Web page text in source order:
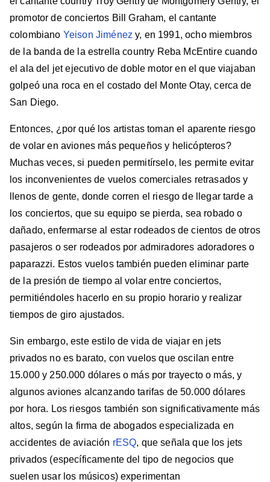
promotor de conciertos Bill Graham, el cantante
colombiano Yeison Jiménez y, en 1991, ocho miembros
de la banda de la estrella country Reba McEntire cuando
el ala del jet ejecutivo de doble motor en el que viajaban
golpeó una roca en el costado del Monte Otay, cerca de
San Diego.
Entonces, ¿por qué los artistas toman el aparente riesgo
de volar en aviones más pequeños y helicópteros?
Muchas veces, si pueden permitírselo, les permite evitar
los inconvenientes de vuelos comerciales retrasados y
llenos de gente, donde corren el riesgo de llegar tarde a
los conciertos, que su equipo se pierda, sea robado o
dañado, enfermarse al estar rodeados de cientos de otros
pasajeros o ser rodeados por admiradores adoradores o
paparazzi. Estos vuelos también pueden eliminar parte
de la presión de tiempo al volar entre conciertos,
permitiéndoles hacerlo en su propio horario y realizar
tiempos de giro ajustados.
Sin embargo, este estilo de vida de viajar en jets
privados no es barato, con vuelos que oscilan entre
15.000 y 250.000 dólares o más por trayecto o más, y
algunos aviones alcanzando tarifas de 50.000 dólares
por hora. Los riesgos también son significativamente más
altos, según la firma de abogados especializada en
accidentes de aviación rESQ, que señala que los jets
privados (específicamente del tipo de negocios que
suelen usar los músicos) experimentan